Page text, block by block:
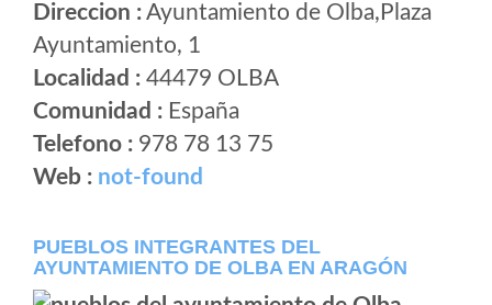
Direccion :Ayuntamiento de Olba,Plaza
Ayuntamiento, 1
Localidad : 44479 OLBA
Comunidad : España
Telefono : 978 78 13 75
Web : not-found
PUEBLOS INTEGRANTES DEL
AYUNTAMIENTO DE OLBA EN ARAGÓN